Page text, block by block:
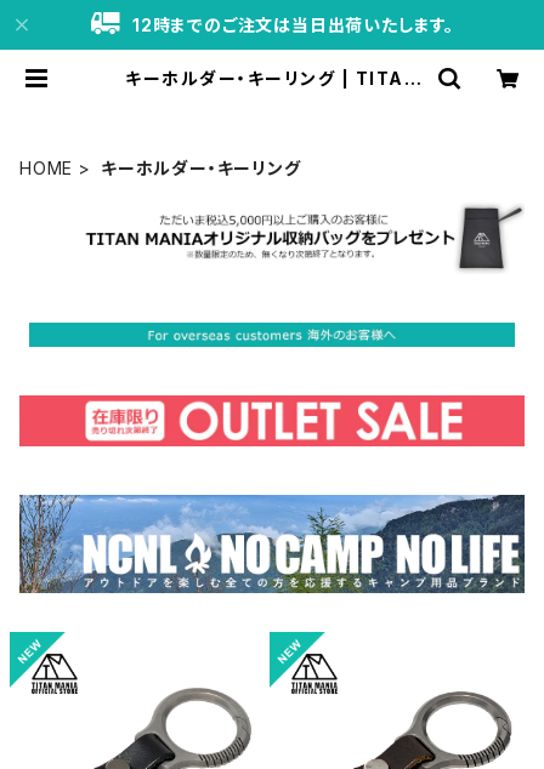
12時までのご注文は当日出荷いたします。
キーホルダー・キーリング | TITAN
HOME キーホルダー・キーリング